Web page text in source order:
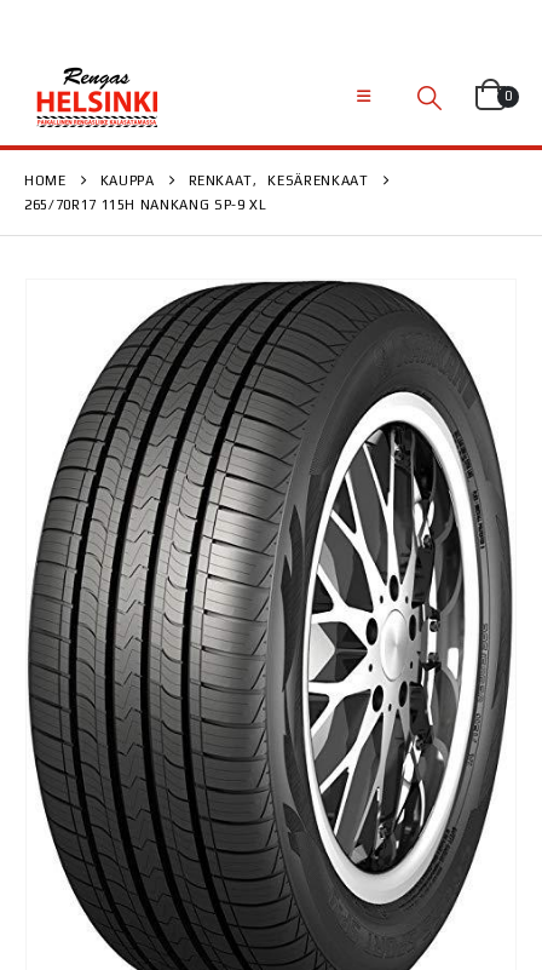
0
HOME KAUPPA RENKAAT,
KESÄRENKAAT
265/70R17 115H NANKANG SP-9 XL